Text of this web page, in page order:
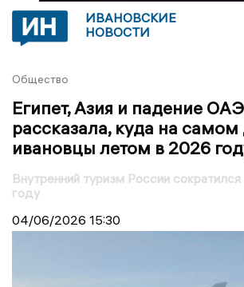
ИВАНОВСКИЕ
НОВОСТИ
Общество
Египет, Азия и падение
рассказала, куда на самом
ивановцы летом в 2026
Внутренний туризм России
году
04/06/2026 15:30